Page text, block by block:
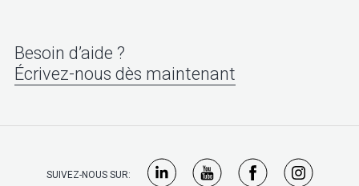
Besoin d’aide ?
Écrivez-nous dès maintenant
SUIVEZ-NOUS SUR: